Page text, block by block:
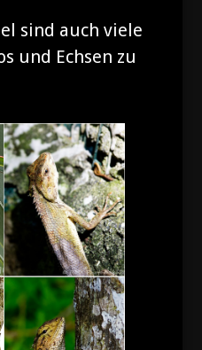
sind auch viele
und Echsen zu